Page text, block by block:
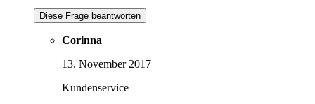
Diese Frage beantworten
Corinna
13. November 2017
Kundenservice